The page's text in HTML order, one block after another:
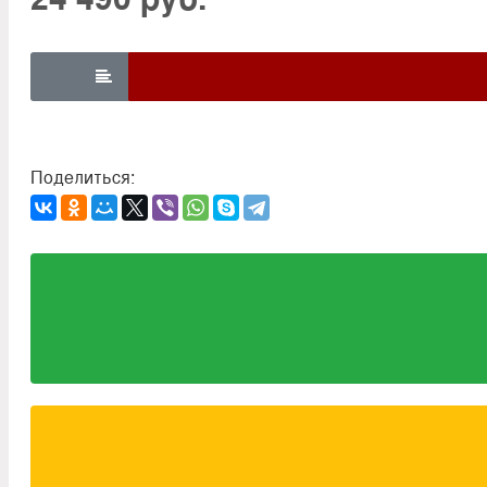

Поделиться: